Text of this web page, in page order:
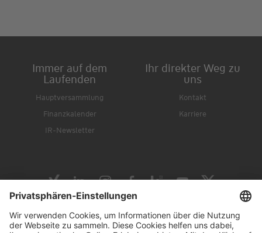
Immer auf dem
Laufenden
Hauptversammlung
Finanzkalender
IR-Newsletter
Ihr direkter Weg zu
uns
Kontakt
Karriere